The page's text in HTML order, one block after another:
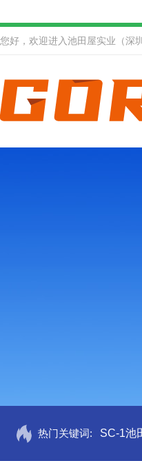
您好，欢迎进入池田屋实业（深
热门关键词: SC-1池